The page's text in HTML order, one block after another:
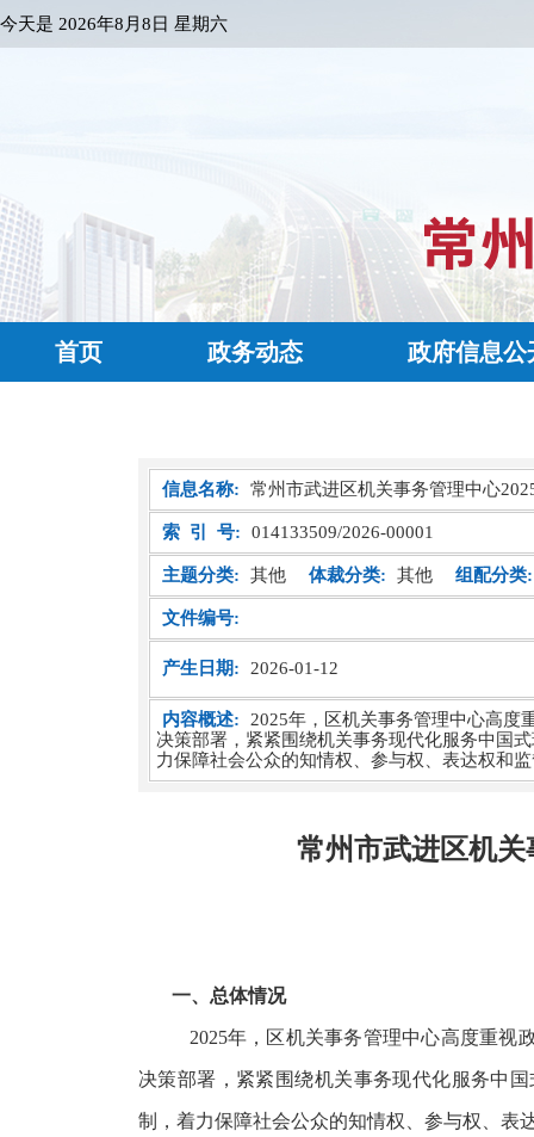
今天是 2026年8月8日 星期六
首页 政务动态 政府信息公
信息名称: 常州市武进区机关事务管理中心
索 引 号: 014133509/2026-00001
主题分类: 其他 体裁分类: 其他 组配分类:
文件编号:
产生日期: 2026-01-12
内容概述:
2025年，区机关事务管理中心高度
决策部署，紧紧围绕机关事务现代化服务中国
力保障社会公众的知情权、参与权、表达权和
常州市武进区机
一、总体情况
2025年，区机关事务管理中心高度重视
决策部署，紧紧围绕机关事务现代化服务中
制，着力保障社会公众的知情权、参与权、表